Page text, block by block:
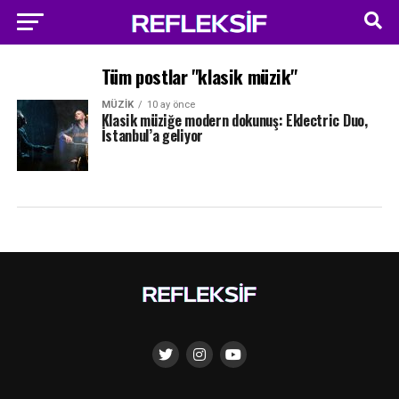
Tüm postlar "klasik müzik"
MÜZIK 10 ay önce
Klasik müziğe modern dokunuş: Eklectric Duo,
İstanbul’a geliyor